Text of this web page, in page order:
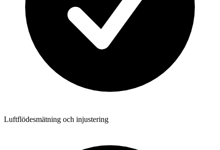
Luftflödesmätning och injustering